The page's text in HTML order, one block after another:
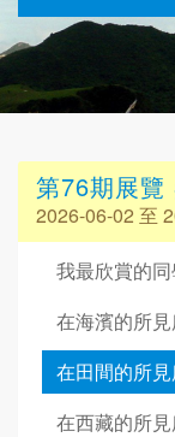
第76期展覽
2026-06-02 至
我最欣賞的
在海濱的所
在田間的所
在西藏的所